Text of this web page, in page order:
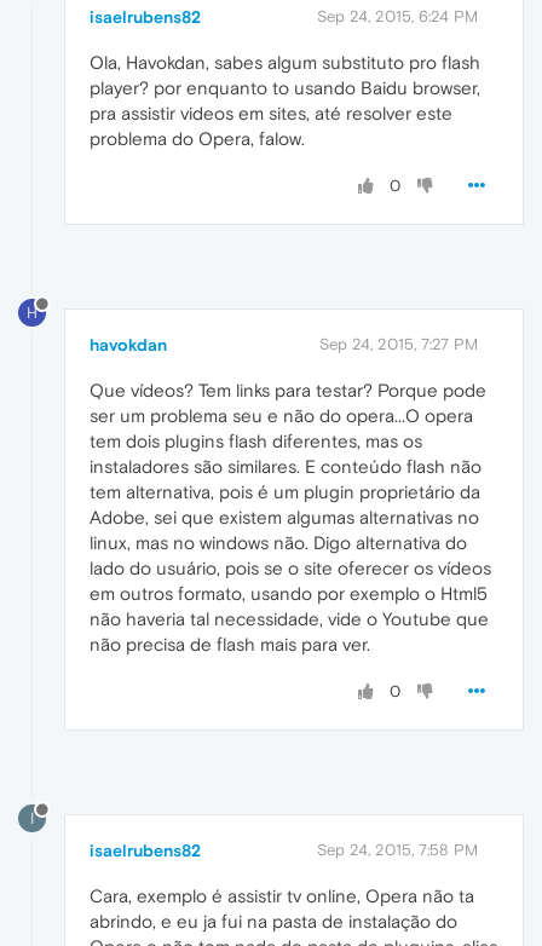
isaelrubens82 Sep 24, 2015, 6:24 PM
Ola, Havokdan, sabes algum substituto pro flash
player? por enquanto to usando Baidu browser,
pra assistir videos em sites, até resolver este
problema do Opera, falow.
0
H
havokdan Sep 24, 2015, 7:27 PM
Que vídeos? Tem links para testar? Porque pode
ser um problema seu e não do opera...O opera
tem dois plugins flash diferentes, mas os
instaladores são similares. E conteúdo flash não
tem alternativa, pois é um plugin proprietário da
Adobe, sei que existem algumas alternativas no
linux, mas no windows não. Digo alternativa do
lado do usuário, pois se o site oferecer os vídeos
em outros formato, usando por exemplo o Html5
não haveria tal necessidade, vide o Youtube que
não precisa de flash mais para ver.
0
I
isaelrubens82 Sep 24, 2015, 7:58 PM
Cara, exemplo é assistir tv online, Opera não ta
abrindo, e eu ja fui na pasta de instalação do